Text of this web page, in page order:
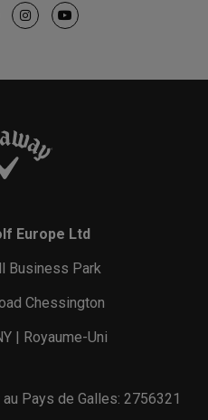
Europe Ltd
Business Park
Chessington
| Royaume-Uni
Pays de Galles: 2756321